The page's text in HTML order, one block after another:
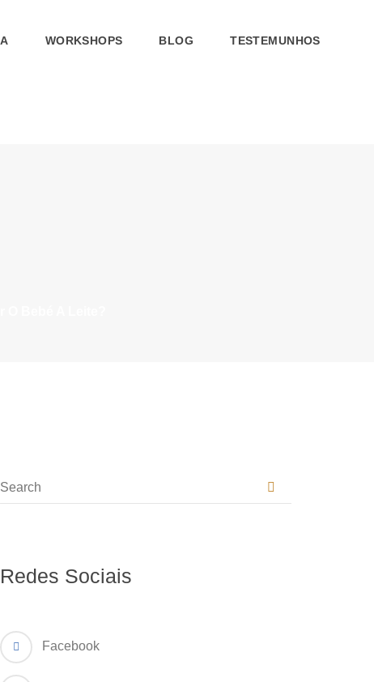
WORKSHOPS BLOG TESTEMUNHOS
Redes Sociais
Facebook